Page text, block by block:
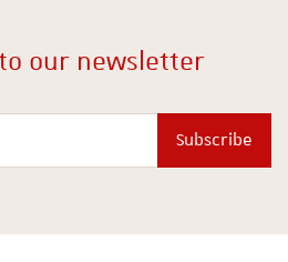
our newsletter
Subscribe